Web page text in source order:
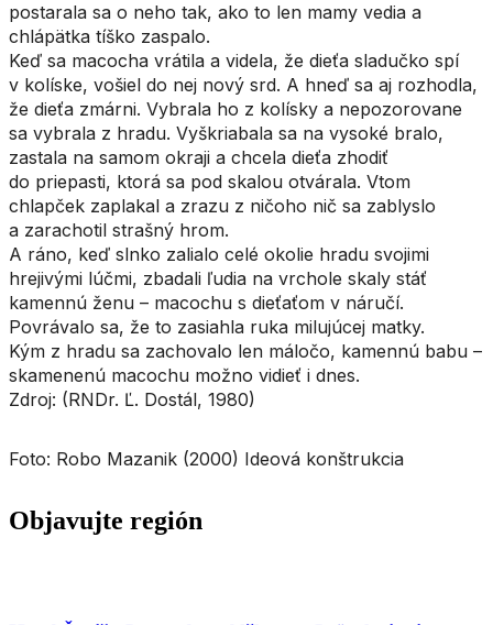
postarala sa o neho tak, ako to len mamy vedia a
chlápätka tíško zaspalo.
Keď sa macocha vrátila a videla, že dieťa sladučko spí
v kolíske, vošiel do nej nový srd. A hneď sa aj rozhodla,
že dieťa zmárni. Vybrala ho z kolísky a nepozorovane
sa vybrala z hradu. Vyškriabala sa na vysoké bralo,
zastala na samom okraji a chcela dieťa zhodiť
do priepasti, ktorá sa pod skalou otvárala. Vtom
chlapček zaplakal a zrazu z ničoho nič sa zablyslo
a zarachotil strašný hrom.
A ráno, keď slnko zalialo celé okolie hradu svojimi
hrejivými lúčmi, zbadali ľudia na vrchole skaly stáť
kamennú ženu – macochu s dieťaťom v náručí.
Povrávalo sa, že to zasiahla ruka milujúcej matky.
Kým z hradu sa zachovalo len máločo, kamennú babu –
skamenenú macochu možno vidieť i dnes.
Zdroj: (RNDr. Ľ. Dostál, 1980)
Foto: Robo Mazanik (2000) Ideová konštrukcia
Objavujte región